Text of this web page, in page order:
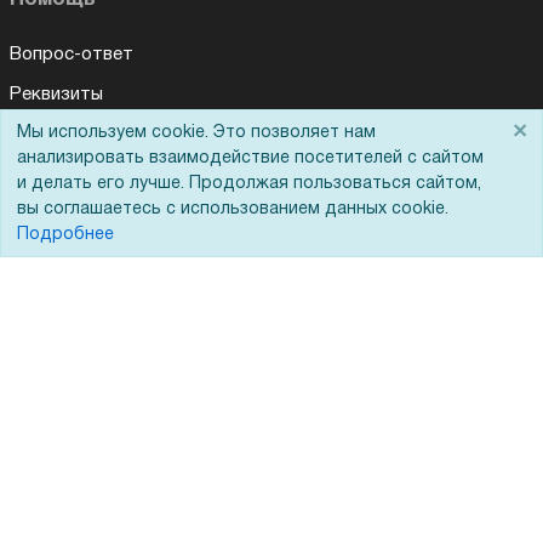
Вопрос-ответ
Реквизиты
Гарантии и возврат
Вакансии
Обратная связь
Мы используем cookie. Это позволяет нам
анализировать взаимодействие посетителей с сайтом
и делать его лучше. Продолжая пользоваться сайтом,
вы соглашаетесь с использованием данных cookie.
Подробнее
×